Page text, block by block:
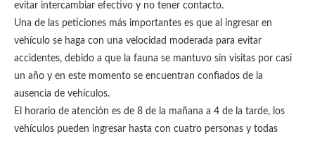
evitar intercambiar efectivo y no tener contacto.
Una de las peticiones más importantes es que al ingresar en
vehículo se haga con una velocidad moderada para evitar
accidentes, debido a que la fauna se mantuvo sin visitas por casi
un año y en este momento se encuentran confiados de la
ausencia de vehículos.
El horario de atención es de 8 de la mañana a 4 de la tarde, los
vehículos pueden ingresar hasta con cuatro personas y todas